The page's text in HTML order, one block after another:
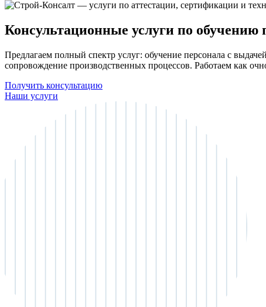
Консультационные услуги по обучению
Предлагаем полный спектр услуг: обучение персонала с
сопровождение производственных процессов. Работаем как
Получить консультацию
Наши услуги